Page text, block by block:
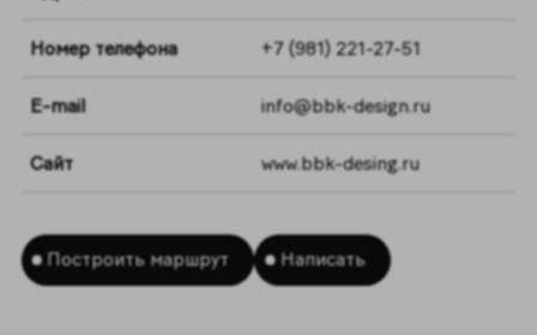
Номер телефона +7 (981) 221-27-51
E-mail info@bbk-design.ru
Сайт www.bbk-desing.ru
Построить маршрут Написать